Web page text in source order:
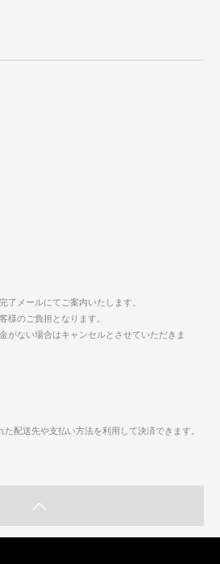
メールにてご案内いたします。
様のご負担となります。
がない場合はキャンセルとさせていただきま
配送先や支払い方法を利用して決済できます。